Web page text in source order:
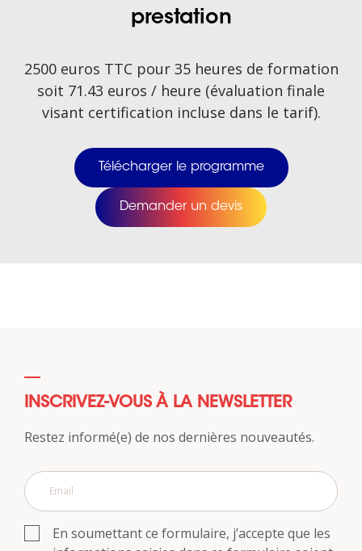
prestation
2500 euros TTC pour 35 heures de formation
soit 71.43 euros / heure (évaluation finale
visant certification incluse dans le tarif).
Télécharger le programme
Demander un devis
INSCRIVEZ-VOUS À LA NEWSLETTER
Restez informé(e) de nos dernières nouveautés.
En soumettant ce formulaire, j’accepte que les